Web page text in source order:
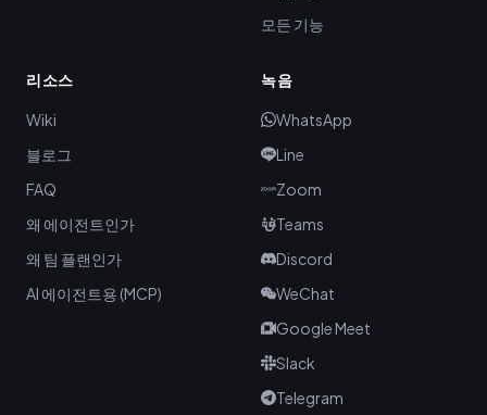
모든 기능
리소스
Wiki
블로그
FAQ
왜 에이전트인가
왜 팀 플랜인가
AI 에이전트용 (MCP)
녹음
WhatsApp
Line
Zoom
Teams
Discord
WeChat
Google Meet
Slack
Telegram